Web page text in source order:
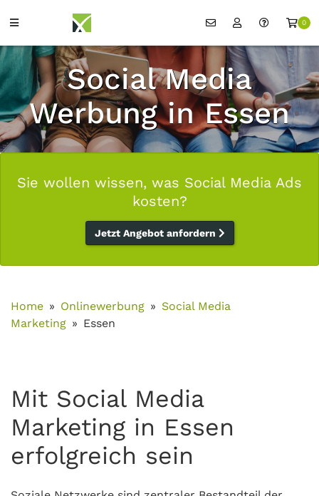
0
Social Media
Werbung in Essen
Sie wollen wissen, was Social Media Ads
kosten?
Jetzt Angebot anfordern
Home Onlinewerbung
Social Media
Marketing
Essen
Mit Social Media
Marketing in Essen
erfolgreich sein